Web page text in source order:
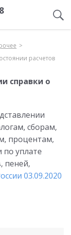
расчетов
справки о
сборам,
процентам,
по уплате
пеней,
03.09.2020